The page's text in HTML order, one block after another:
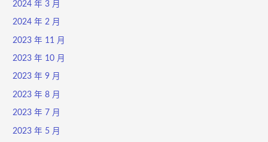
2024 年 3 月
2024 年 2 月
2023 年 11 月
2023 年 10 月
2023 年 9 月
2023 年 8 月
2023 年 7 月
2023 年 5 月